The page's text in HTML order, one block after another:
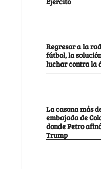
Regresar a la
fútbol, la
luchar contra la
La casona más
embajada de
donde Petro
Trump